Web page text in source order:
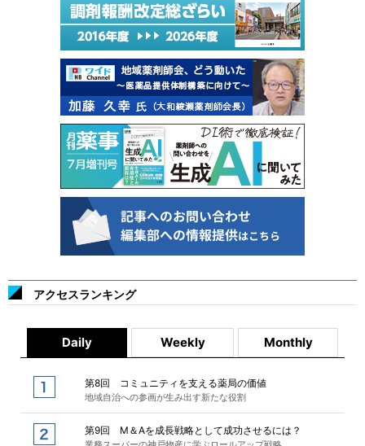
アクセスランキング
Daily Weekly Monthly
第8回 コミュニティを支える薬局の価値
地域自治への参画が生み出す新たな役割
第9回 M＆Aを成長戦略として成功させるには？